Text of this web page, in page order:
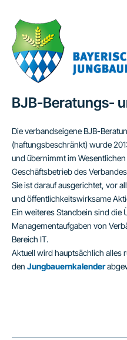
BJB-Beratungs-
Die verbandseigene BJB-
(haftungsbeschränkt) wurde
und übernimmt im
Geschäftsbetrieb des
Sie ist darauf ausgerichtet, vor
und öffentlichkeitswirksame
Ein weiteres Standbein sind die
Managementaufgaben von
Bereich IT.
Aktuell wird hauptsächlich alles
den Jungbauernkalender